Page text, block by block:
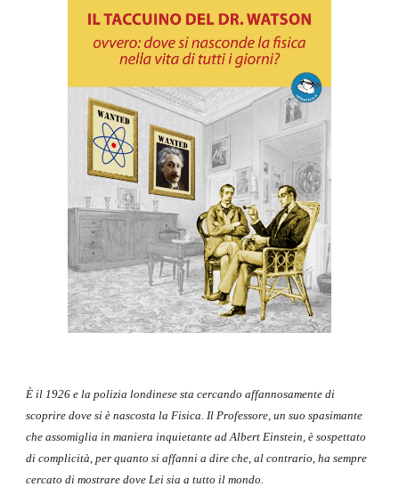
È il 1926 e la polizia londinese sta cercando affannosamente di
scoprire dove si è nascosta la Fisica. Il Professore, un suo spasimante
che assomiglia in maniera inquietante ad Albert Einstein, è sospettato
di complicità, per quanto si affanni a dire che, al contrario, ha sempre
cercato di mostrare dove Lei sia a tutto il mondo.